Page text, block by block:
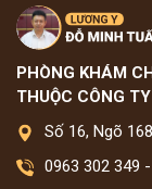
PHÒNG KHÁM
THUỘC CÔNG
Số 16, Ngõ
0963 302 349 -